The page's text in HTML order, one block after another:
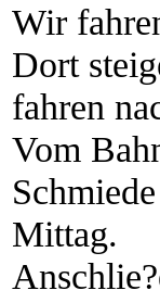
Wir
Dort
fahren
Vom
Mittag.